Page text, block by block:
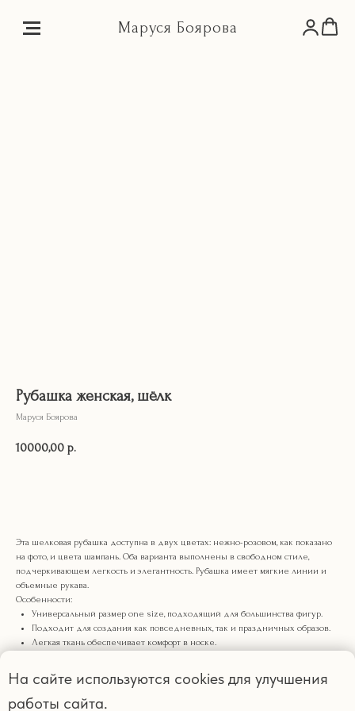
Маруся Боярова
Рубашка женская, шёлк
Маруся Боярова
10000,00 р.
Эта шелковая рубашка доступна в двух цветах: нежно-розовом, как показано
на фото, и цвета шампань. Оба варианта выполнены в свободном стиле,
подчеркивающем легкость и элегантность. Рубашка имеет мягкие линии и
объемные рукава.
Особенности:
Универсальный размер one size, подходящий для большинства фигур.
Подходит для создания как повседневных, так и праздничных образов.
Легкая ткань обеспечивает комфорт в носке.
она выполнена в аналогичном дизайне и отличается лишь более светлым,
Состав:: Шёлк 100%
На сайте используются cookies для улучшения
работы сайта.